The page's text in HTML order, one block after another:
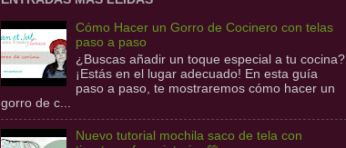
Cómo Hacer un Gorro de Cocinero con telas
paso a paso
¿Buscas añadir un toque especial a tu cocina?
¡Estás en el lugar adecuado! En esta guía
paso a paso, te mostraremos cómo hacer un
gorro de c...
Nuevo tutorial mochila saco de tela con